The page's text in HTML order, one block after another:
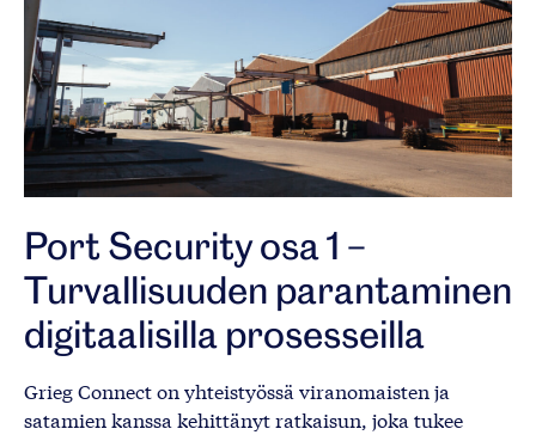
Port Security osa 1 –
Turvallisuuden parantaminen
digitaalisilla prosesseilla
Grieg Connect on yhteistyössä viranomaisten ja
satamien kanssa kehittänyt ratkaisun, joka tukee